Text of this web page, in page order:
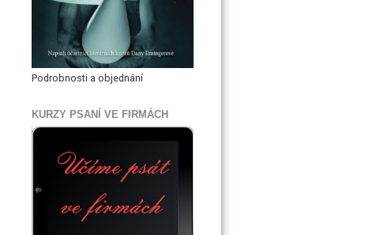
Podrobnosti a objednání
KURZY PSANÍ VE FIRMÁCH